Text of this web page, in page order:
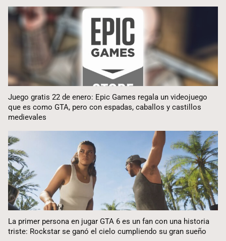
Juego gratis 22 de enero: Epic Games regala un videojuego
que es como GTA, pero con espadas, caballos y castillos
medievales
La primer persona en jugar GTA 6 es un fan con una historia
triste: Rockstar se ganó el cielo cumpliendo su gran sueño